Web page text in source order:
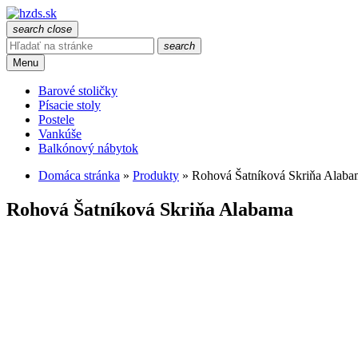
search close
search
Menu
Barové stoličky
Písacie stoly
Postele
Vankúše
Balkónový nábytok
Domáca stránka » Produkty » Rohová Šatníková Skriňa
Rohová Šatníková Skriňa Alabama